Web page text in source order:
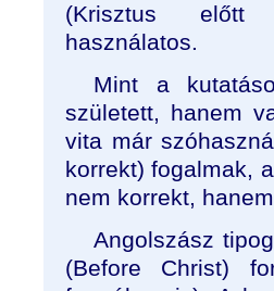
(Krisztus
használatos.
Mint a
született, hanem
vita már
korrekt) fogalmak,
nem korrekt,
Angolszász
(Before Christ)